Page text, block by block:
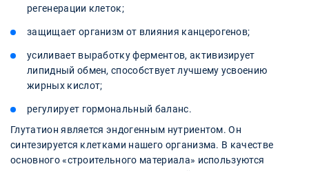
регенерации клеток;
защищает организм от влияния канцерогенов;
усиливает выработку ферментов, активизирует
липидный обмен, способствует лучшему усвоению
жирных кислот;
регулирует гормональный баланс.
Глутатион является эндогенным нутриентом. Он
синтезируется клетками нашего организма. В качестве
основного «строительного материала» используются